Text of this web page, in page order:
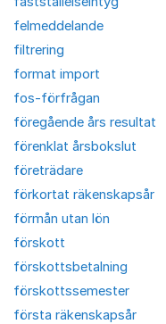
felmeddelande
filtrering
format import
fos-förfrågan
föregående års resultat
förenklat årsbokslut
företrädare
förkortat räkenskapsår
förmån utan lön
förskott
förskottsbetalning
förskottssemester
första räkenskapsår